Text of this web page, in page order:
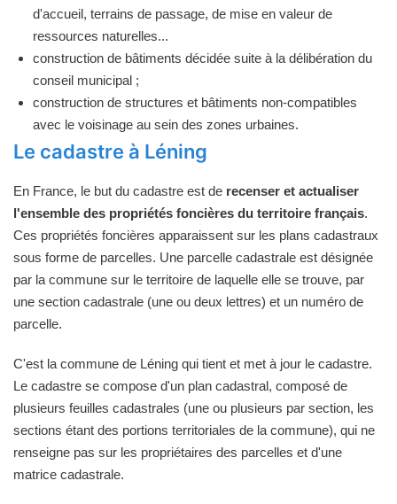
d'accueil, terrains de passage, de mise en valeur de
ressources naturelles...
construction de bâtiments décidée suite à la délibération du
conseil municipal ;
construction de structures et bâtiments non-compatibles
avec le voisinage au sein des zones urbaines.
Le cadastre à Léning
En France, le but du cadastre est de recenser et actualiser
l'ensemble des propriétés foncières du territoire français.
Ces propriétés foncières apparaissent sur les plans cadastraux
sous forme de parcelles. Une parcelle cadastrale est désignée
par la commune sur le territoire de laquelle elle se trouve, par
une section cadastrale (une ou deux lettres) et un numéro de
parcelle.
C'est la commune de Léning qui tient et met à jour le cadastre.
Le cadastre se compose d'un plan cadastral, composé de
plusieurs feuilles cadastrales (une ou plusieurs par section, les
sections étant des portions territoriales de la commune), qui ne
renseigne pas sur les propriétaires des parcelles et d'une
matrice cadastrale.